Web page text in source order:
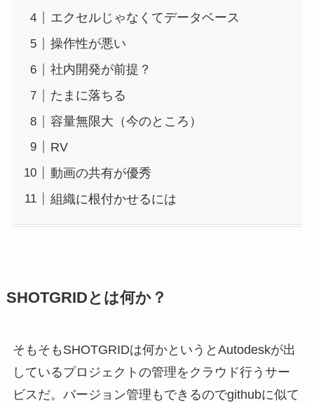
エクセルじゃなくてデータベース
操作性が悪い
社内開発が前提？
たまに落ちる
容量無限大（今のところ）
RV
動画の共有が優秀
組織に根付かせるには
SHOTGRIDとは何か？
そもそもSHOTGRIDは何かというとAutodeskが出
しているプロジェクトの管理をクラウド行うサー
ビスだ。バージョン管理もできるのでgithubに似て